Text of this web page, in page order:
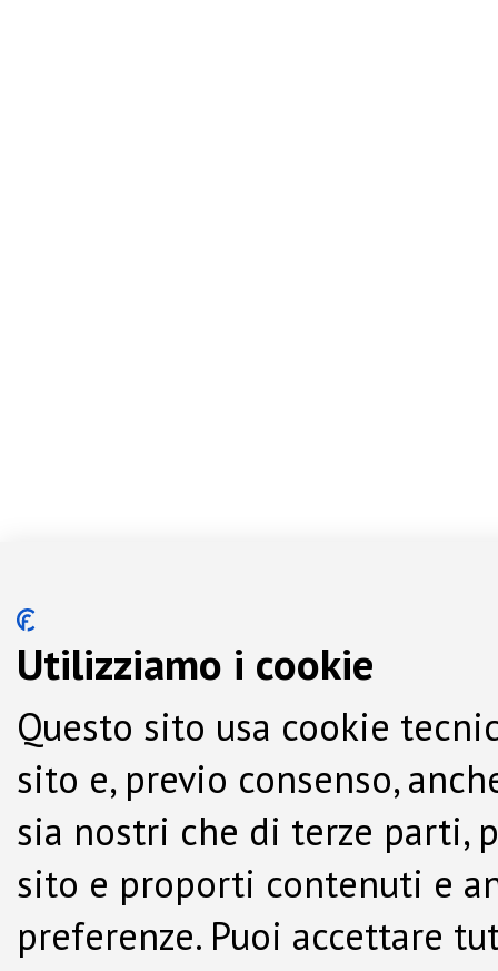
Utilizziamo i cookie
Questo sito usa cookie
sito e, previo consenso,
sia nostri che di terze parti,
sito e proporti contenuti e
preferenze. Puoi accettare